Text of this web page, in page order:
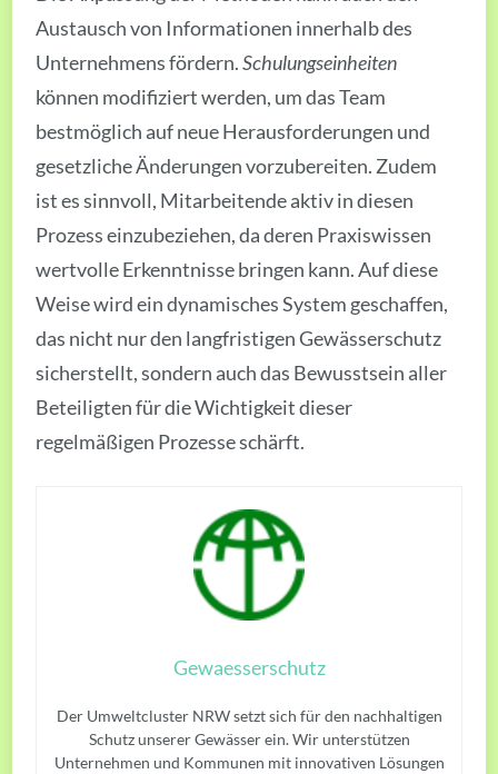
Austausch von Informationen innerhalb des
Unternehmens fördern.Schulungseinheiten
können modifiziert werden, um das Team
bestmöglich auf neue Herausforderungen und
gesetzliche Änderungen vorzubereiten. Zudem
ist es sinnvoll, Mitarbeitende aktiv in diesen
Prozess einzubeziehen, da deren Praxiswissen
wertvolle Erkenntnisse bringen kann. Auf diese
Weise wird ein dynamisches System geschaffen,
das nicht nur den langfristigen Gewässerschutz
sicherstellt, sondern auch das Bewusstsein aller
Beteiligten für die Wichtigkeit dieser
regelmäßigen Prozesse schärft.
Gewaesserschutz
Der Umweltcluster NRW setzt sich für den nachhaltigen
Schutz unserer Gewässer ein. Wir unterstützen
Unternehmen und Kommunen mit innovativen Lösungen